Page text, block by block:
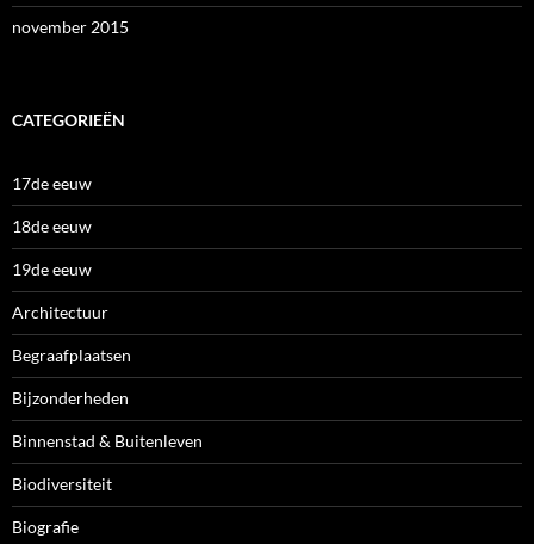
november 2015
CATEGORIEËN
17de eeuw
18de eeuw
19de eeuw
Architectuur
Begraafplaatsen
Bijzonderheden
Binnenstad & Buitenleven
Biodiversiteit
Biografie